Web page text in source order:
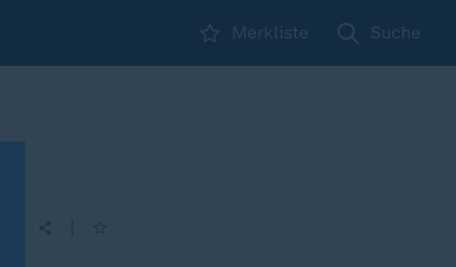
Merkliste Suche